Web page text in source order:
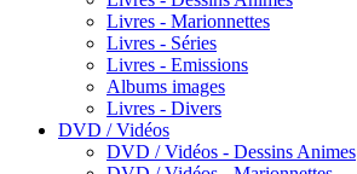
Livres - Marionnettes
Livres - Séries
Livres - Emissions
Albums images
Livres - Divers
DVD / Vidéos
DVD / Vidéos - Dessins Animes